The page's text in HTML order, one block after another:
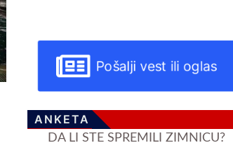
Pošalji vest ili oglas
ANKETA
DA LI STE SPREMILI ZIMNICU?